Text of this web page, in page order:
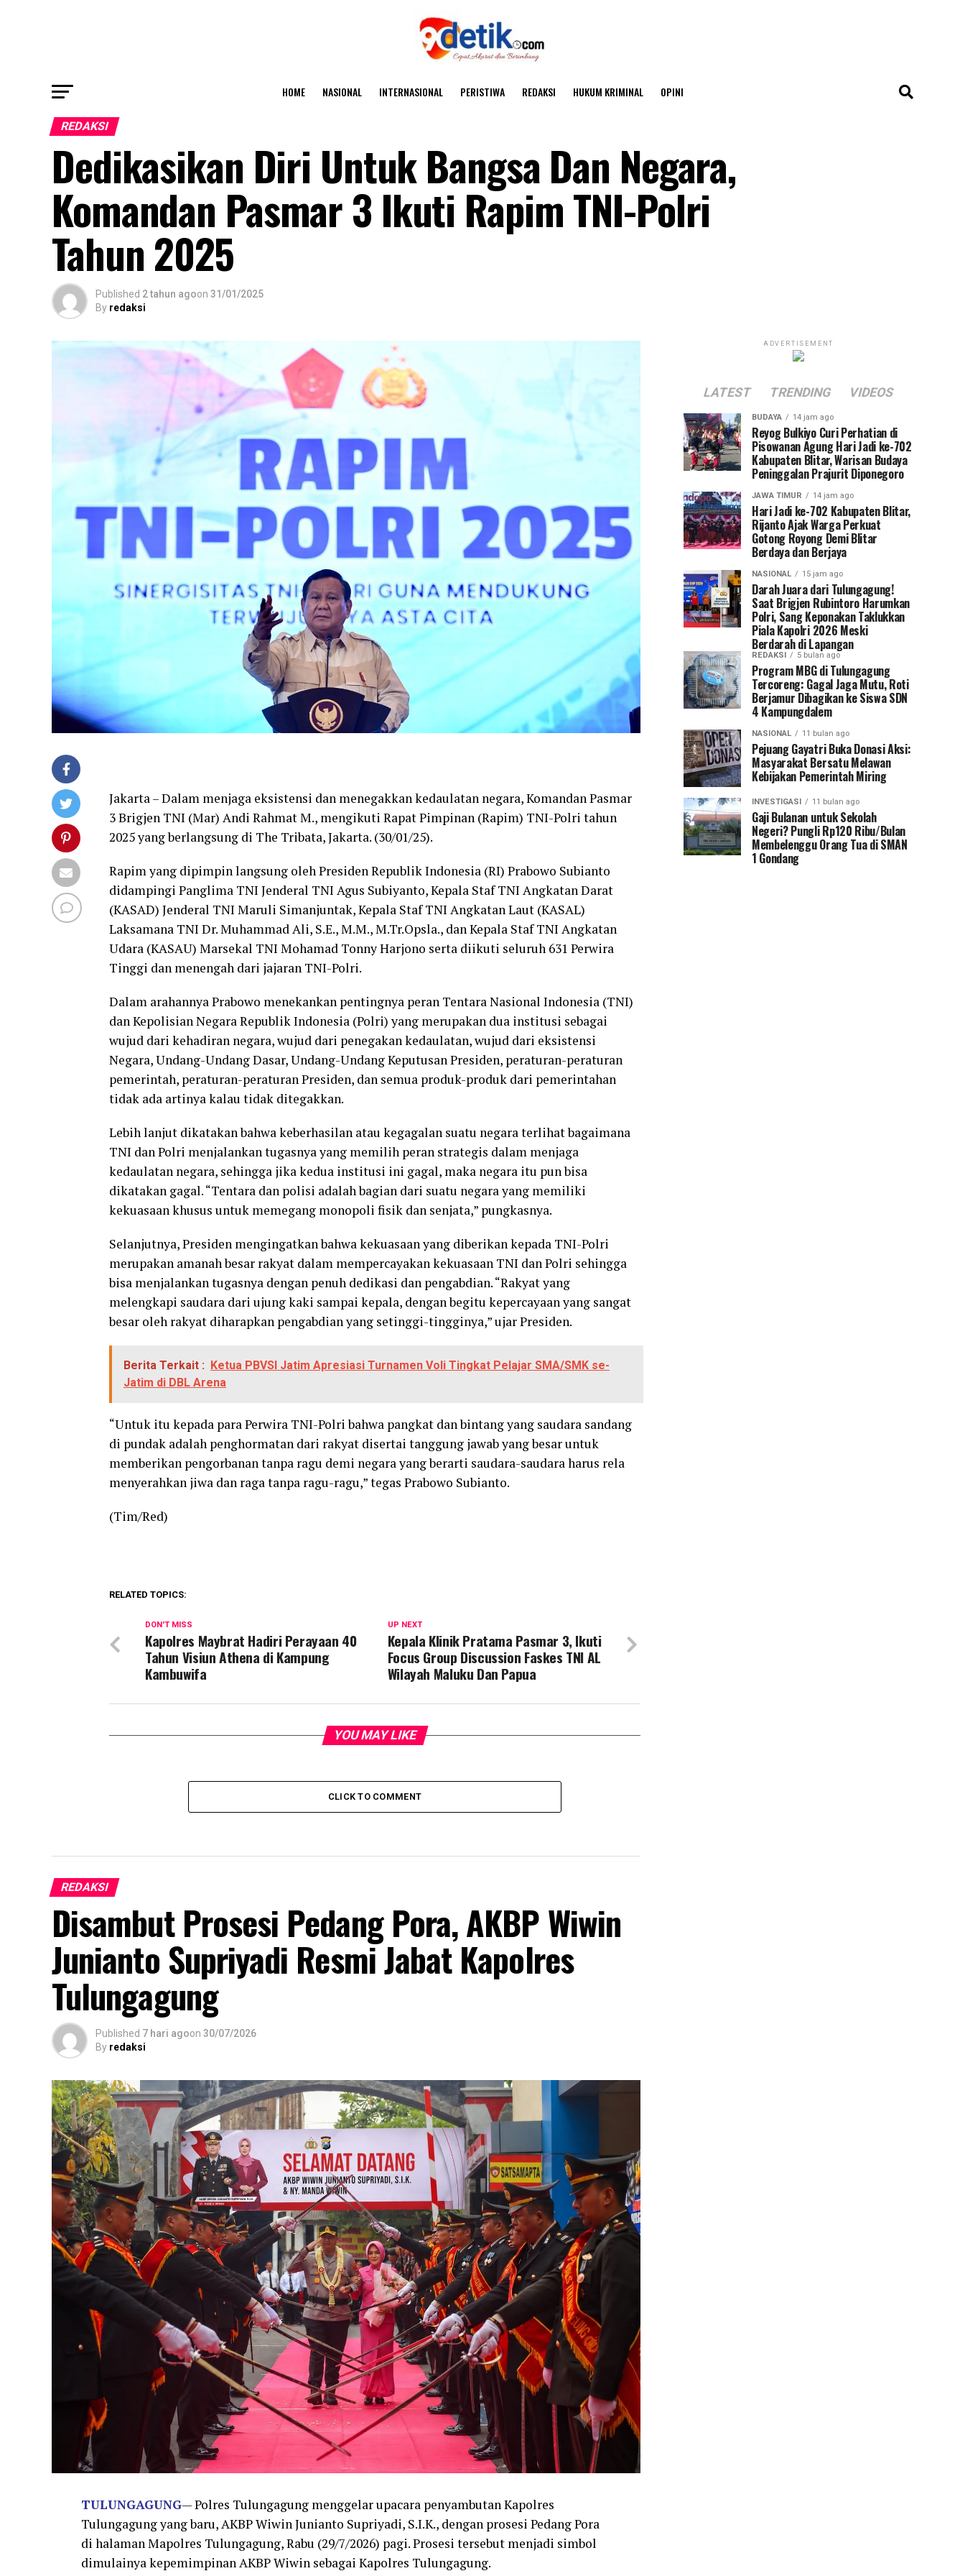
HOME NASIONAL INTERNASIONAL PERISTIWA REDAKSI HUKUM KRIMINAL OPINI
REDAKSI
Dedikasikan Diri Untuk Bangsa Dan Negara,
Komandan Pasmar 3 Ikuti Rapim TNI-Polri
Tahun 2025
Published 2 tahun agoon 31/01/2025
By redaksi
Jakarta – Dalam menjaga eksistensi dan menegakkan kedaulatan negara, Komandan Pasmar
3 Brigjen TNI (Mar) Andi Rahmat M., mengikuti Rapat Pimpinan (Rapim) TNI-Polri tahun
2025 yang berlangsung di The Tribata, Jakarta. (30/01/25).
Rapim yang dipimpin langsung oleh Presiden Republik Indonesia (RI) Prabowo Subianto
didampingi Panglima TNI Jenderal TNI Agus Subiyanto, Kepala Staf TNI Angkatan Darat
(KASAD) Jenderal TNI Maruli Simanjuntak, Kepala Staf TNI Angkatan Laut (KASAL)
Laksamana TNI Dr. Muhammad Ali, S.E., M.M., M.Tr.Opsla., dan Kepala Staf TNI Angkatan
Udara (KASAU) Marsekal TNI Mohamad Tonny Harjono serta diikuti seluruh 631 Perwira
Tinggi dan menengah dari jajaran TNI-Polri.
Dalam arahannya Prabowo menekankan pentingnya peran Tentara Nasional Indonesia (TNI)
dan Kepolisian Negara Republik Indonesia (Polri) yang merupakan dua institusi sebagai
wujud dari kehadiran negara, wujud dari penegakan kedaulatan, wujud dari eksistensi
Negara, Undang-Undang Dasar, Undang-Undang Keputusan Presiden, peraturan-peraturan
pemerintah, peraturan-peraturan Presiden, dan semua produk-produk dari pemerintahan
tidak ada artinya kalau tidak ditegakkan.
Lebih lanjut dikatakan bahwa keberhasilan atau kegagalan suatu negara terlihat bagaimana
TNI dan Polri menjalankan tugasnya yang memilih peran strategis dalam menjaga
kedaulatan negara, sehingga jika kedua institusi ini gagal, maka negara itu pun bisa
dikatakan gagal. “Tentara dan polisi adalah bagian dari suatu negara yang memiliki
kekuasaan khusus untuk memegang monopoli fisik dan senjata,” pungkasnya.
Selanjutnya, Presiden mengingatkan bahwa kekuasaan yang diberikan kepada TNI-Polri
merupakan amanah besar rakyat dalam mempercayakan kekuasaan TNI dan Polri sehingga
bisa menjalankan tugasnya dengan penuh dedikasi dan pengabdian. “Rakyat yang
melengkapi saudara dari ujung kaki sampai kepala, dengan begitu kepercayaan yang sangat
besar oleh rakyat diharapkan pengabdian yang setinggi-tingginya,” ujar Presiden.
Berita Terkait : Ketua PBVSI Jatim Apresiasi Turnamen Voli Tingkat Pelajar SMA/SMK se-
Jatim di DBL Arena
“Untuk itu kepada para Perwira TNI-Polri bahwa pangkat dan bintang yang saudara sandang
di pundak adalah penghormatan dari rakyat disertai tanggung jawab yang besar untuk
memberikan pengorbanan tanpa ragu demi negara yang berarti saudara-saudara harus rela
menyerahkan jiwa dan raga tanpa ragu-ragu,” tegas Prabowo Subianto.
(Tim/Red)
RELATED TOPICS:
UP NEXT
Kepala Klinik Pratama Pasmar 3, Ikuti
Focus Group Discussion Faskes TNI AL
Wilayah Maluku Dan Papua
DON'T MISS
Kapolres Maybrat Hadiri Perayaan 40
Tahun Visiun Athena di Kampung
Kambuwifa
YOU MAY LIKE
CLICK TO COMMENT
REDAKSI
Disambut Prosesi Pedang Pora, AKBP Wiwin
Junianto Supriyadi Resmi Jabat Kapolres
Tulungagung
Published 7 hari agoon 30/07/2026
By redaksi
TULUNGAGUNG— Polres Tulungagung menggelar upacara penyambutan Kapolres
Tulungagung yang baru, AKBP Wiwin Junianto Supriyadi, S.I.K., dengan prosesi Pedang Pora
di halaman Mapolres Tulungagung, Rabu (29/7/2026) pagi. Prosesi tersebut menjadi simbol
dimulainya kepemimpinan AKBP Wiwin sebagai Kapolres Tulungagung.
ADVERTISEMENT
LATEST TRENDING VIDEOS
BUDAYA 14 jam ago
Reyog Bulkiyo Curi Perhatian di
Pisowanan Agung Hari Jadi ke-702
Kabupaten Blitar, Warisan Budaya
Peninggalan Prajurit Diponegoro
JAWA TIMUR 14 jam ago
Hari Jadi ke-702 Kabupaten Blitar,
Rijanto Ajak Warga Perkuat
Gotong Royong Demi Blitar
Berdaya dan Berjaya
NASIONAL 15 jam ago
Darah Juara dari Tulungagung!
Saat Brigjen Rubintoro Harumkan
Polri, Sang Keponakan Taklukkan
Piala Kapolri 2026 Meski
Berdarah di Lapangan
REDAKSI 5 bulan ago
Program MBG di Tulungagung
Tercoreng: Gagal Jaga Mutu, Roti
Berjamur Dibagikan ke Siswa SDN
4 Kampungdalem
NASIONAL 11 bulan ago
Pejuang Gayatri Buka Donasi Aksi:
Masyarakat Bersatu Melawan
Kebijakan Pemerintah Miring
INVESTIGASI 11 bulan ago
Gaji Bulanan untuk Sekolah
Negeri? Pungli Rp120 Ribu/Bulan
Membelenggu Orang Tua di SMAN
1 Gondang